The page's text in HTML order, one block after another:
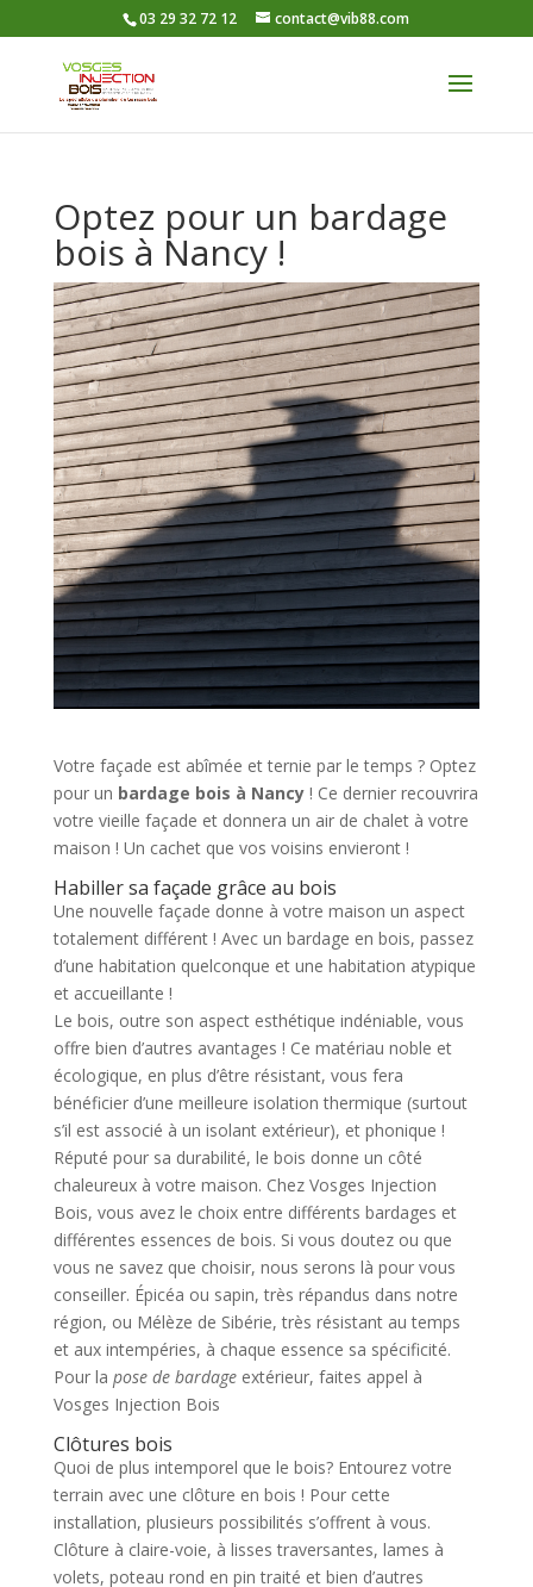
03 29 32 72 12 contact@vib88.com
Optez pour un bardage
bois à Nancy !
Votre façade est abîmée et ternie par le temps ? Optez
pour un bardage bois à Nancy! Ce dernier recouvrira
votre vieille façade et donnera un air de chalet à votre
maison ! Un cachet que vos voisins envieront !
Habiller sa façade grâce au bois
Une nouvelle façade donne à votre maison un aspect
totalement différent ! Avec un bardage en bois, passez
d’une habitation quelconque et une habitation atypique
et accueillante !
Le bois, outre son aspect esthétique indéniable, vous
offre bien d’autres avantages ! Ce matériau noble et
écologique, en plus d’être résistant, vous fera
bénéficier d’une meilleure isolation thermique (surtout
s’il est associé à un isolant extérieur), et phonique !
Réputé pour sa durabilité, le bois donne un côté
chaleureux à votre maison. Chez Vosges Injection
Bois, vous avez le choix entre différents bardages et
différentes essences de bois. Si vous doutez ou que
vous ne savez que choisir, nous serons là pour vous
conseiller. Épicéa ou sapin, très répandus dans notre
région, ou Mélèze de Sibérie, très résistant au temps
et aux intempéries, à chaque essence sa spécificité.
Pour la pose de bardageextérieur, faites appel à
Vosges Injection Bois
Clôtures bois
Quoi de plus intemporel que le bois? Entourez votre
terrain avec une clôture en bois ! Pour cette
installation, plusieurs possibilités s’offrent à vous.
Clôture à claire-voie, à lisses traversantes, lames à
volets, poteau rond en pin traité et bien d’autres